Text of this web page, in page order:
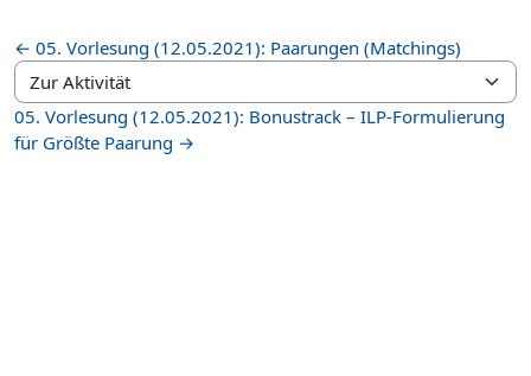
← 05. Vorlesung (12.05.2021): Paarungen (Matchings)
Zur Aktivität
05. Vorlesung (12.05.2021): Bonustrack – ILP-Formulierung
für Größte Paarung →